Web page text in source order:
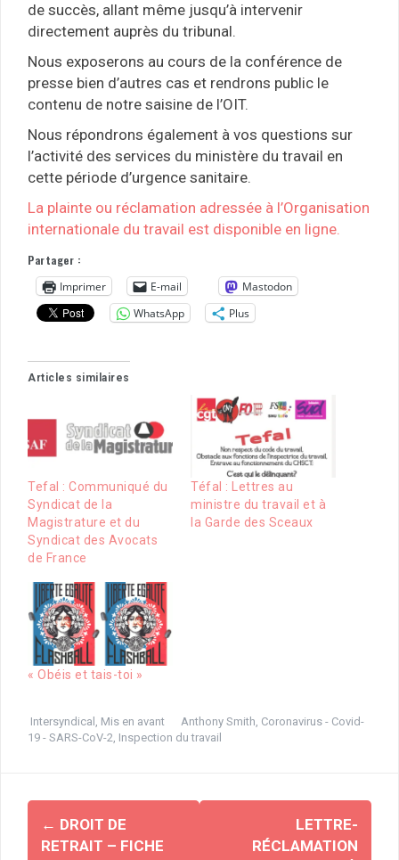
de succès, allant même jusqu’à intervenir
directement auprès du tribunal.
Nous exposerons au cours de la conférence de
presse bien d’autres cas et rendrons public le
contenu de notre saisine de l’OIT.
Nous répondrons également à vos questions sur
l’activité des services du ministère du travail en
cette période d’urgence sanitaire.
La plainte ou réclamation adressée à l’Organisation
internationale du travail est disponible en ligne.
Partager :
Imprimer
E-mail
Mastodon
WhatsApp
Plus
Articles similaires
Tefal : Communiqué du
Syndicat de la
Magistrature et du
Syndicat des Avocats
de France
Téfal : Lettres au
ministre du travail et à
la Garde des Sceaux
« Obéis et tais-toi »
Intersyndical Mis en avant Anthony Smith Coronavirus - Covid-
19 - SARS-CoV-2 Inspection du travail
Navigation
← DROIT DE
RETRAIT – FICHE
LETTRE-
RÉCLAMATION